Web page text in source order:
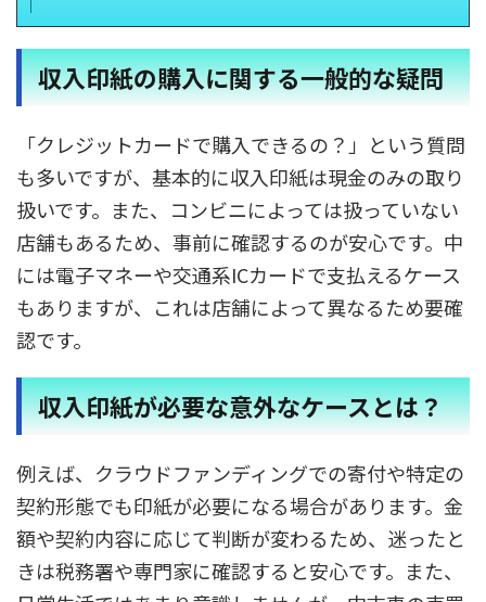
収入印紙の購入に関する一般的な疑問
「クレジットカードで購入できるの？」という質問
も多いですが、基本的に収入印紙は現金のみの取り
扱いです。また、コンビニによっては扱っていない
店舗もあるため、事前に確認するのが安心です。中
には電子マネーや交通系ICカードで支払えるケース
もありますが、これは店舗によって異なるため要確
認です。
収入印紙が必要な意外なケースとは？
例えば、クラウドファンディングでの寄付や特定の
契約形態でも印紙が必要になる場合があります。金
額や契約内容に応じて判断が変わるため、迷ったと
きは税務署や専門家に確認すると安心です。また、